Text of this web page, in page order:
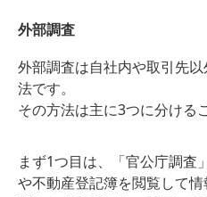
外部調査
外部調査は自社内や取引先
法です。
その方法は主に3つに分ける
まず1つ目は、「官公庁調査
や不動産登記簿を閲覧して情